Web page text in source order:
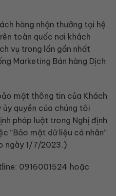
hàng nhận thưởng tại hệ
toàn quốc nơi khách
vụ trong lần gần nhất
Marketing Bán hàng Dịch
mật thông tin của Khách
quyền của chúng tôi
pháp luật trong Nghị định
“Bảo mật dữ liệu cá nhân”
ngày 1/7/2023.)
0916001524 hoặc